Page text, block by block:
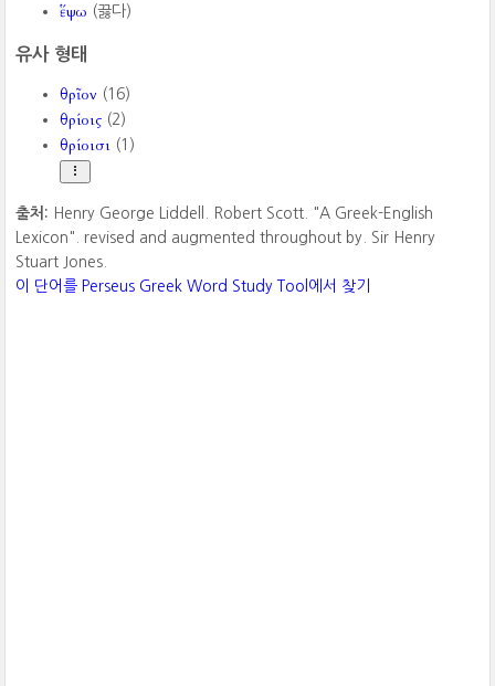
ἕψω (끓다)
유사 형태
θρῖον (16)
θρίοις (2)
θρίοισι (1)
출처: Henry George Liddell. Robert Scott. "A Greek-English
Lexicon". revised and augmented throughout by. Sir Henry
Stuart Jones.
이 단어를 Perseus Greek Word Study Tool에서 찾기